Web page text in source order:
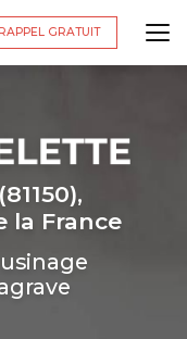
RAPPEL GRATUIT
la France